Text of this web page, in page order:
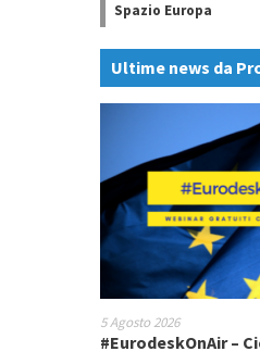
Spazio Europa
Ultime news da
5 Agosto 2026
#EurodeskOnAir –